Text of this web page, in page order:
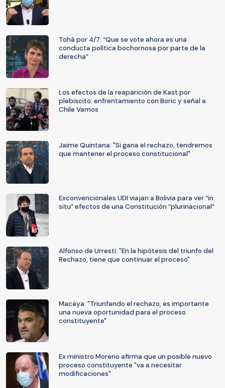
Tohá por 4/7: “Que se vote ahora es una
conducta política bochornosa por parte de la
derecha”
Los efectos de la reaparición de Kast por
plebiscito: enfrentamiento con Boric y señal a
Chile Vamos
Jaime Quintana: "Si gana el rechazo, tendremos
que mantener el proceso constitucional"
Exconvencionales UDI viajan a Bolivia para ver “in
situ” efectos de una Constitución “plurinacional”
Alfonso de Urresti: "En la hipótesis del triunfo del
Rechazo, tiene que continuar el proceso"
Macaya: "Triunfando el rechazo, es importante
una nueva oportunidad para el proceso
constituyente"
Ex ministro Moreno afirma que un posible nuevo
proceso constituyente "va a necesitar
modificaciones"